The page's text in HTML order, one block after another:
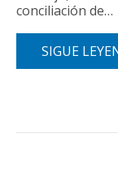
conciliación de…
SIGUE